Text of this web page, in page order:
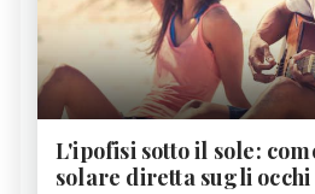
L'ipofisi sotto il sole:
solare diretta sugli